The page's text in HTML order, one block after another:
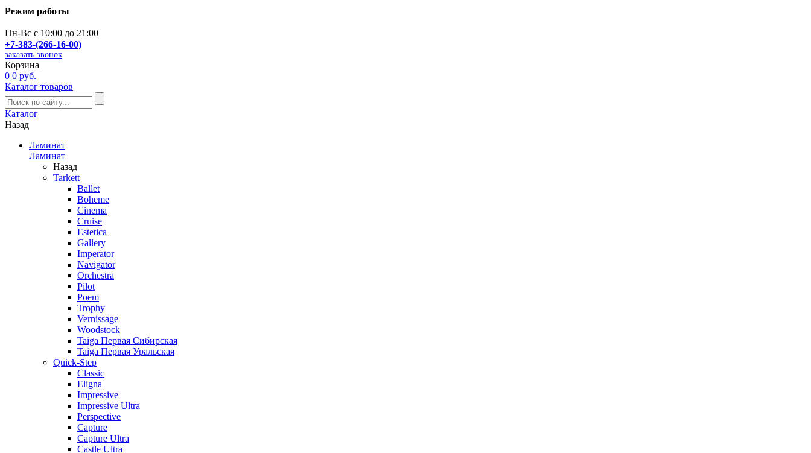
Режим работы
Пн-Вс с 10:00 до 21:00
+7-383-(266-16-00)
заказать звонок
Корзина
0 0 руб.
Каталог товаров
Каталог
Назад
Ламинат
Ламинат
Назад
Tarkett
Ballet
Boheme
Cinema
Cruise
Estetica
Gallery
Imperator
Navigator
Orchestra
Pilot
Poem
Trophy
Vernissage
Woodstock
Taiga Первая Сибирская
Taiga Первая Уральская
Quick-Step
Classic
Eligna
Impressive
Impressive Ultra
Perspective
Capture
Capture Ultra
Castle Ultra